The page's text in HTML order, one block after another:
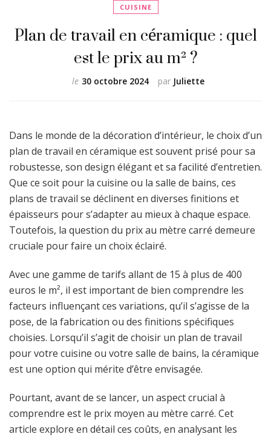
CUISINE
Plan de travail en céramique : quel
est le prix au m² ?
par Juliette
le 30 octobre 2024
Dans le monde de la décoration d’intérieur, le choix d’un
plan de travail en céramique est souvent prisé pour sa
robustesse, son design élégant et sa facilité d’entretien.
Que ce soit pour la cuisine ou la salle de bains, ces
plans de travail se déclinent en diverses finitions et
épaisseurs pour s’adapter au mieux à chaque espace.
Toutefois, la question du prix au mètre carré demeure
cruciale pour faire un choix éclairé.
Avec une gamme de tarifs allant de 15 à plus de 400
euros le m², il est important de bien comprendre les
facteurs influençant ces variations, qu’il s’agisse de la
pose, de la fabrication ou des finitions spécifiques
choisies. Lorsqu’il s’agit de choisir un plan de travail
pour votre cuisine ou votre salle de bains, la céramique
est une option qui mérite d’être envisagée.
Pourtant, avant de se lancer, un aspect crucial à
comprendre est le prix moyen au mètre carré. Cet
article explore en détail ces coûts, en analysant les